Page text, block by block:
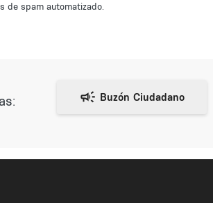
de spam automatizado.